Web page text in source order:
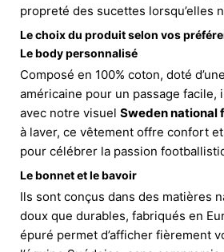
propreté des sucettes lorsqu’elles
Le choix du produit selon vos
Le body personnalisé
Composé en 100% coton, doté
américaine pour un passage facile,
avec notre visuel Sweden national
à laver, ce vêtement offre confort
pour célébrer la passion
Le bonnet et le bavoir
Ils sont conçus dans des matières
doux que durables, fabriqués en
épuré permet d’afficher fièrement